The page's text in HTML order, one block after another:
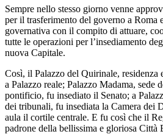
Sempre nello stesso giorno venne
per il trasferimento del governo a Roma
governativa con il compito di attuare,
tutte le operazioni per l’insediamento
nuova Capitale.
Così, il Palazzo del Quirinale, residenza
a Palazzo reale; Palazzo Madama, sede
pontificio, fu insediato il Senato; a
dei tribunali, fu insediata la Camera dei
aula il cortile centrale. E fu così che il
padrone della bellissima e gloriosa Città